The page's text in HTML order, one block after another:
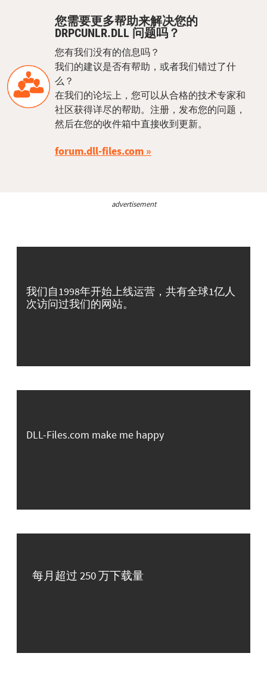
您需要更多帮助来解决您的
DRPCUNLR.DLL 问题吗？
您有我们没有的信息吗？
我们的建议是否有帮助，或者我们错过了什
么？
在我们的论坛上，您可以从合格的技术专家和
社区获得详尽的帮助。注册，发布您的问题，
然后在您的收件箱中直接收到更新。
forum.dll-files.com
advertisement
我们自1998年开始上线运营，共有全球1亿人
次访问过我们的网站。
DLL-Files.com make me happy
每月超过 250 万下载量